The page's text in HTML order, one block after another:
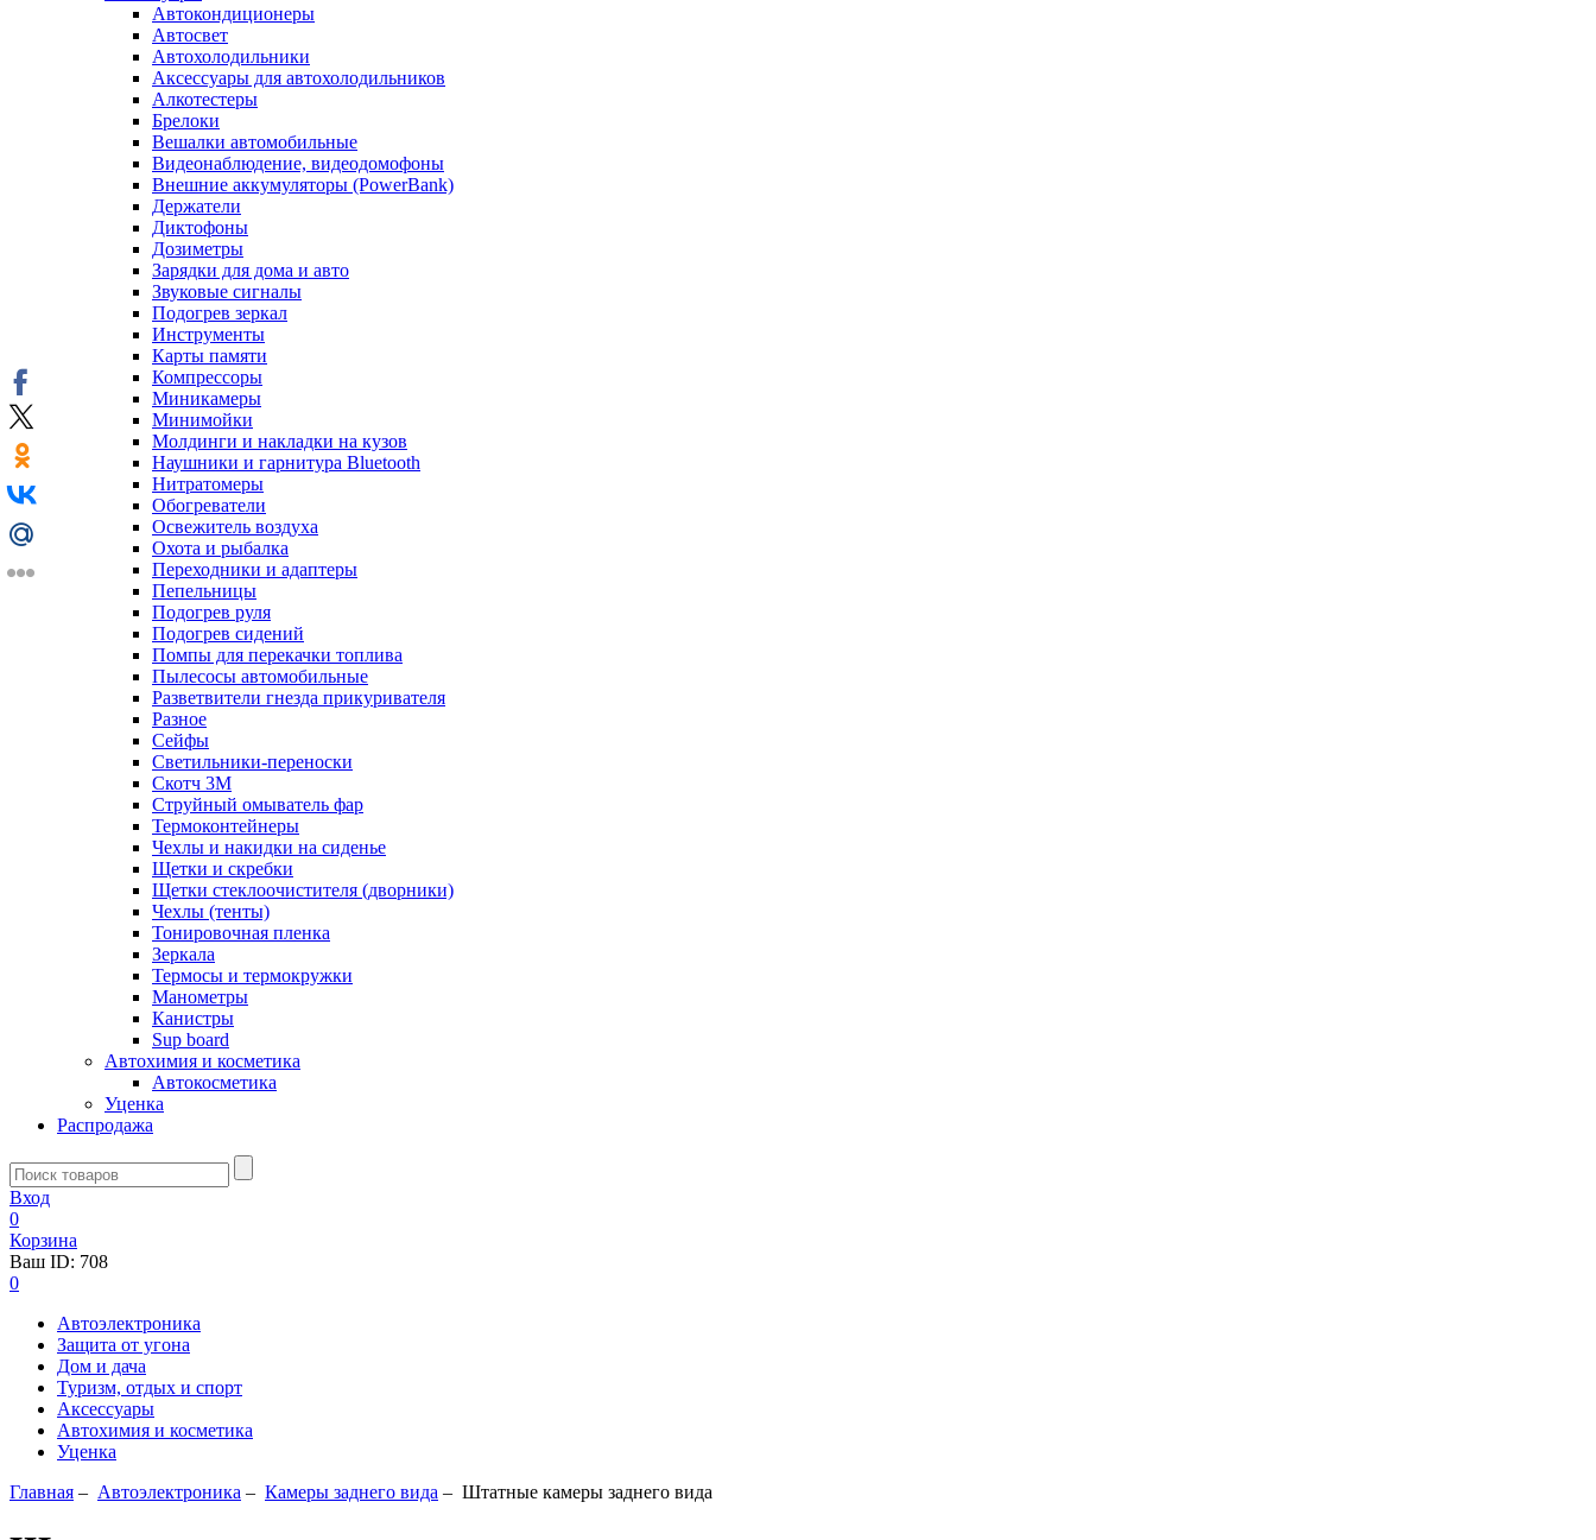
Автокондиционеры
Aвтосвет
Автохолодильники
Аксессуары для автохолодильников
Алкотестеры
Брелоки
Вешалки автомобильные
Видеонаблюдение, видеодомофоны
Внешние аккумуляторы (PowerBank)
Держатели
Диктофоны
Дозиметры
Зарядки для дома и авто
Звуковые сигналы
Подогрев зеркал
Инструменты
Карты памяти
Компрессоры
Миникамеры
Минимойки
Молдинги и накладки на кузов
Наушники и гарнитура Bluetooth
Нитратомеры
Обогреватели
Освежитель воздуха
Охота и рыбалка
Переходники и адаптеры
Пепельницы
Подогрев руля
Подогрев сидений
Помпы для перекачки топлива
Пылесосы автомобильные
Разветвители гнезда прикуривателя
Разное
Сейфы
Светильники-переноски
Скотч 3М
Струйный омыватель фар
Термоконтейнеры
Чехлы и накидки на сиденье
Щетки и скребки
Щетки стеклоочистителя (дворники)
Чехлы (тенты)
Тонировочная пленка
Зеркалa
Термосы и термокружки
Манометры
Канистры
Sup board
Автохимия и косметика
Автокосметика
Уценка
Распродажа
Вход
0
Корзина
Ваш ID: 708
0
Автоэлектроника
Защита от угона
Дом и дача
Туризм, отдых и спорт
Аксессуары
Автохимия и косметика
Уценка
Главная – Автоэлектроника – Камеры заднего вида – Штатные камеры заднего вида